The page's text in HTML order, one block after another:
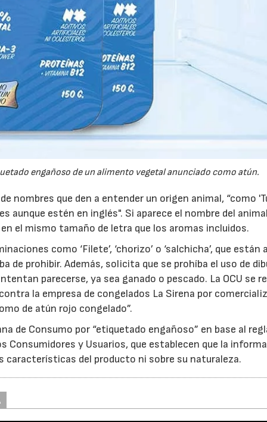
engañoso de un alimento vegetal anunciado como atún.
nombres que den a entender un origen animal, “como
aunque estén en inglés". Si aparece el nombre del
en el mismo tamaño de letra que los aromas incluidos.
como ‘Filete’, ‘chorizo’ o ‘salchicha’, que están
de prohibir. Además, solicita que se prohíba el uso de
parecerse, ya sea ganado o pescado. La OCU se
la empresa de congelados La Sirena por
de atún rojo congelado”.
de Consumo por “etiquetado engañoso” en base al
Consumidores y Usuarios, que establecen que la
características del producto ni sobre su naturaleza.